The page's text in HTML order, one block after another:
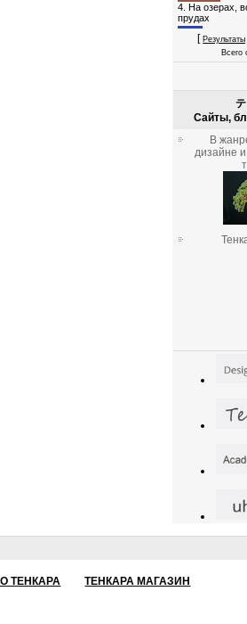
4. На озерах,
прудах
[Результаты
Всего
Сайты,
В
дизайне и
ТЕНКАРА
ТЕНКАРА МАГАЗИН